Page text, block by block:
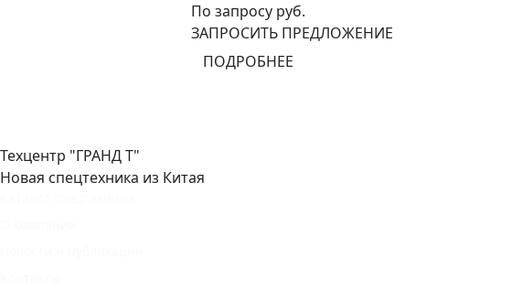
По запросу руб.
ЗАПРОСИТЬ ПРЕДЛОЖЕНИЕ
ПОДРОБНЕЕ
Техцентр "ГРАНД Т"
Новая спецтехника из Китая